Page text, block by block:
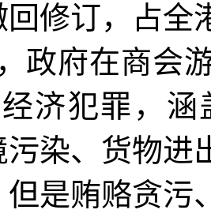
回修订，占全
政府在商会
济犯罪，
染、货物进
但是贿赂贪污